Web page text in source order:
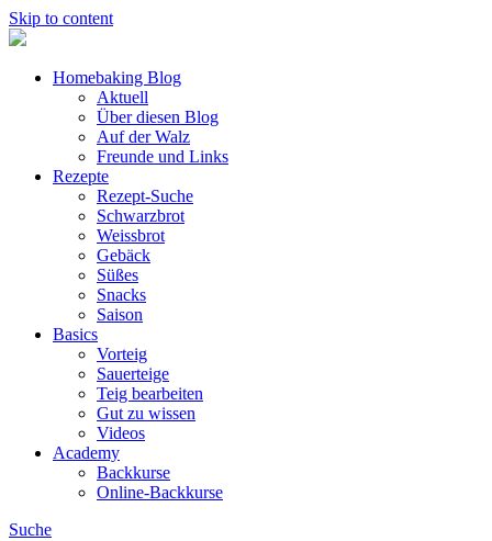
Skip to content
Homebaking Blog
Aktuell
Über diesen Blog
Auf der Walz
Freunde und Links
Rezepte
Rezept-Suche
Schwarzbrot
Weissbrot
Gebäck
Süßes
Snacks
Saison
Basics
Vorteig
Sauerteige
Teig bearbeiten
Gut zu wissen
Videos
Academy
Backkurse
Online-Backkurse
Suche